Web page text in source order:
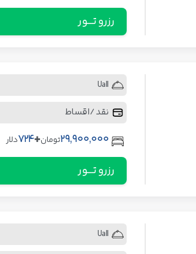
رزرو تـــور
Uall
نقد / اقساط
29,900,000تومان+
724دلار
رزرو تـــور
Uall